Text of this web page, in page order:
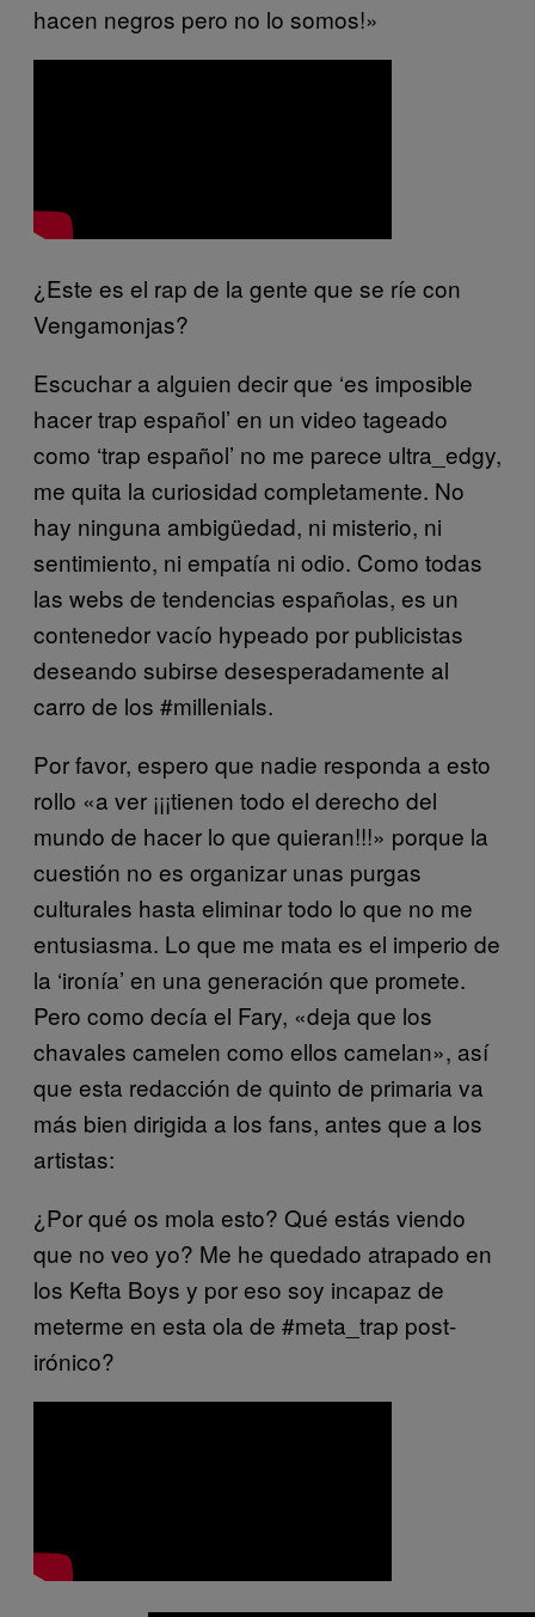
hacen negros pero no lo somos!»
¿Este es el rap de la gente que se ríe con
Vengamonjas?
Escuchar a alguien decir que ‘es imposible
hacer trap español’ en un video tageado
como ‘trap español’ no me parece ultra_edgy,
me quita la curiosidad completamente. No
hay ninguna ambigüedad, ni misterio, ni
sentimiento, ni empatía ni odio. Como todas
las webs de tendencias españolas, es un
contenedor vacío hypeado por publicistas
deseando subirse desesperadamente al
carro de los #millenials.
Por favor, espero que nadie responda a esto
rollo «a ver ¡¡¡tienen todo el derecho del
mundo de hacer lo que quieran!!!» porque la
cuestión no es organizar unas purgas
culturales hasta eliminar todo lo que no me
entusiasma. Lo que me mata es el imperio de
la ‘ironía’ en una generación que promete.
Pero como decía el Fary, «deja que los
chavales camelen como ellos camelan», así
que esta redacción de quinto de primaria va
más bien dirigida a los fans, antes que a los
artistas:
¿Por qué os mola esto? Qué estás viendo
que no veo yo? Me he quedado atrapado en
los Kefta Boys y por eso soy incapaz de
meterme en esta ola de #meta_trap post-
irónico?